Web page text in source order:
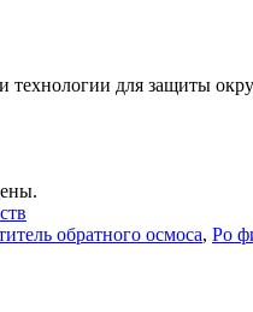
технологии для защиты
обратного осмоса, Ро